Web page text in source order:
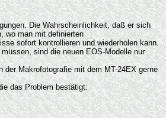
Die Wahrscheinlichkeit, daß er sich
wo man mit definierten
sofort kontrollieren und wiederholen kann.
sind die neuen EOS-Modelle nur
Makrofotografie mit dem MT-24EX gerne
das Problem bestätigt: